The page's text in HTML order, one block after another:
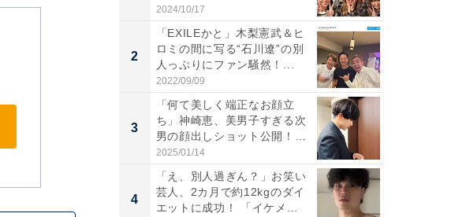
S...
2024/10/17
2
「EXILEかと」木梨憲武＆ヒ
ロミの間に写る“石川遼”の別
人っぷりにファン騒然！...
2022/09/09
3
「何て美しく端正なお顔立
ち」神崎恵、美男子すぎる次
男の顔出しショット公開！
「め...
2025/01/14
4
「え、別人過ぎん？」お笑い
芸人、2カ月で約12kgのダイ
エットに成功！ 「イケメ...